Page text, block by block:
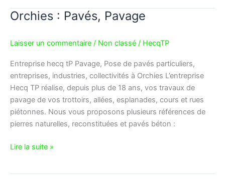
Orchies : Pavés, Pavage
Laisser un commentaire / Non classé / HecqTP
Entreprise hecq tP Pavage, Pose de pavés particuliers,
entreprises, industries, collectivités à Orchies L’entreprise
Hecq TP réalise, depuis plus de 18 ans, vos travaux de
pavage de vos trottoirs, allées, esplanades, cours et rues
piétonnes. Nous vous proposons plusieurs références de
pierres naturelles, reconstituées et pavés béton :
Orchies
Pavés,
Lire la suite »